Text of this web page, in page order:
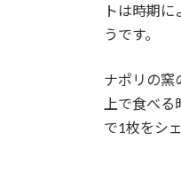
トは時期
うです。
ナポリの窯
上で食べ
で1枚をシ